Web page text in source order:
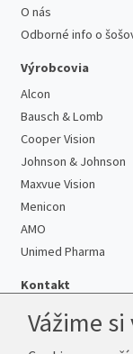
O nás
Odborné info o
Výrobcovia
Alcon
Bausch & Lomb
Cooper Vision
Johnson & Johnson
Maxvue Vision
Menicon
AMO
Unimed Pharma
Kontakt
Vážime